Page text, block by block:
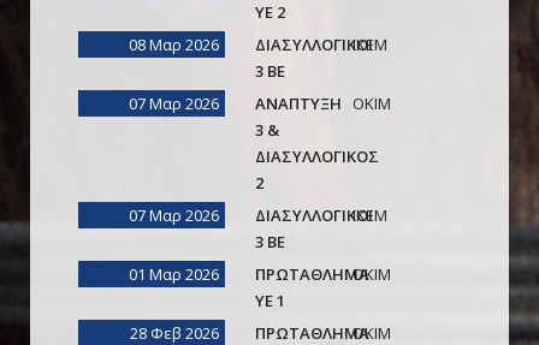
ΥΕ 2
08 Μαρ 2026
ΔΙΑΣΥΛΛΟΓΙΚΟΙ
3 ΒΕ
ΙΚΕΜ
07 Μαρ 2026
ΑΝΑΠΤΥΞΗ
3 &
ΔΙΑΣΥΛΛΟΓΙΚΟΣ
2
ΟΚΙΜ
07 Μαρ 2026
ΔΙΑΣΥΛΛΟΓΙΚΟΙ
3 ΒΕ
ΙΚΕΜ
01 Μαρ 2026
ΠΡΩΤΑΘΛΗΜΑ
ΥΕ 1
ΟΚΙΜ
28 Φεβ 2026
ΠΡΩΤΑΘΛΗΜΑΟΚΙΜ